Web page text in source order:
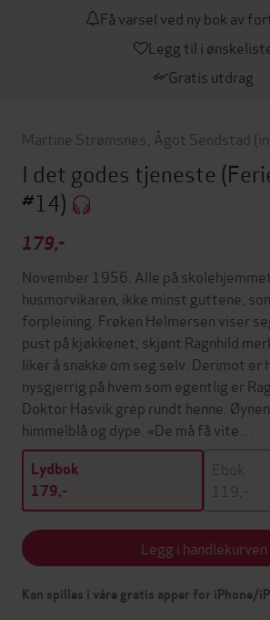
Få varsel ved ny bok av
Legg til i
Gratis utdrag
Martine Strømsnes Ågot Sendstad
I det godes tjeneste
#14)
179,-
November 1956. Alle på
husmorvikaren, ikke minst guttene,
forpleining. Frøken Helmersen viser
pust på kjøkkenet, skjønt Ragnhild
liker å snakke om seg selv. Derimot er
nysgjerrig på hvem som egentlig er
Doktor Hasvik grep rundt henne.
himmelblå og dype. «De må få vite…
Lydbok
179,-
Ebok
119,-
Legg i handlekurven
Kan spilles i våre gratis apper for iPhone/